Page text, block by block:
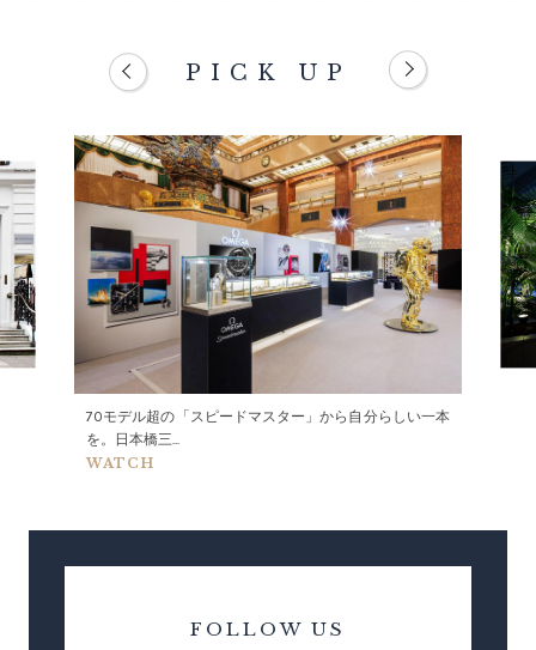
PICK UP
70モデル超の「スピードマスター」から自分らしい一本
を。日本橋三...
WATCH
FOLLOW US